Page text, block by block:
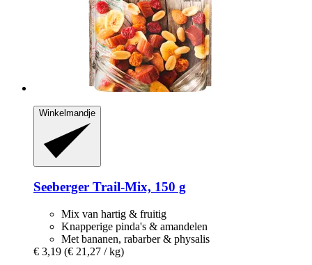
Winkelmandje
Seeberger Trail-​Mix, 150 g
Mix van hartig & fruitig
Knapperige pinda's & amandelen
Met bananen, rabarber & physalis
€ 3,19 (€ 21,27 / kg)